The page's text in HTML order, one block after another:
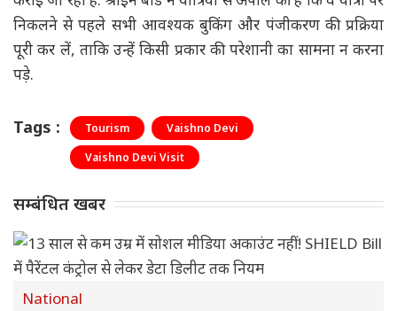
निकलने से पहले सभी आवश्यक बुकिंग और पंजीकरण की प्रक्रिया
पूरी कर लें, ताकि उन्हें किसी प्रकार की परेशानी का सामना न करना
पड़े.
Tags : Tourism
Vaishno Devi
Vaishno Devi Visit
सम्बंधित खबर
National